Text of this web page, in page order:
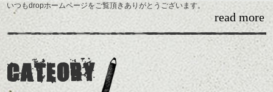
いつもdropホームページをご覧頂きありがとうございます。
１５周年と移転に合わせ少しばかり遅くなりましたがHPもリニューアル
今回もdropらしく、かっこ良いHPに仕上がりましたのでいろいろ見て下
さいね。
今後の更新もお楽しみに。
read more
CATEORY